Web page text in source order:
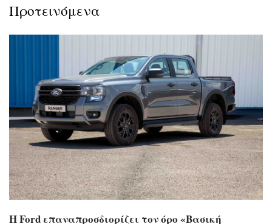
Προτεινόμενα
Η Ford επαναπροσδιορίζει τον όρο «Βασική